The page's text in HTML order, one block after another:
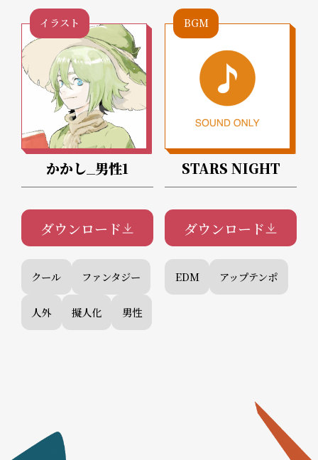
イラスト
かかし_男性1
ダウンロード
クール ファンタジー
人外 擬人化 男性
BGM
STARS NIGHT
ダウンロード
EDM アップテンポ